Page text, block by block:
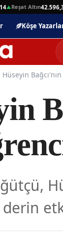
Reşat Altın42.596,33▲
Köşe